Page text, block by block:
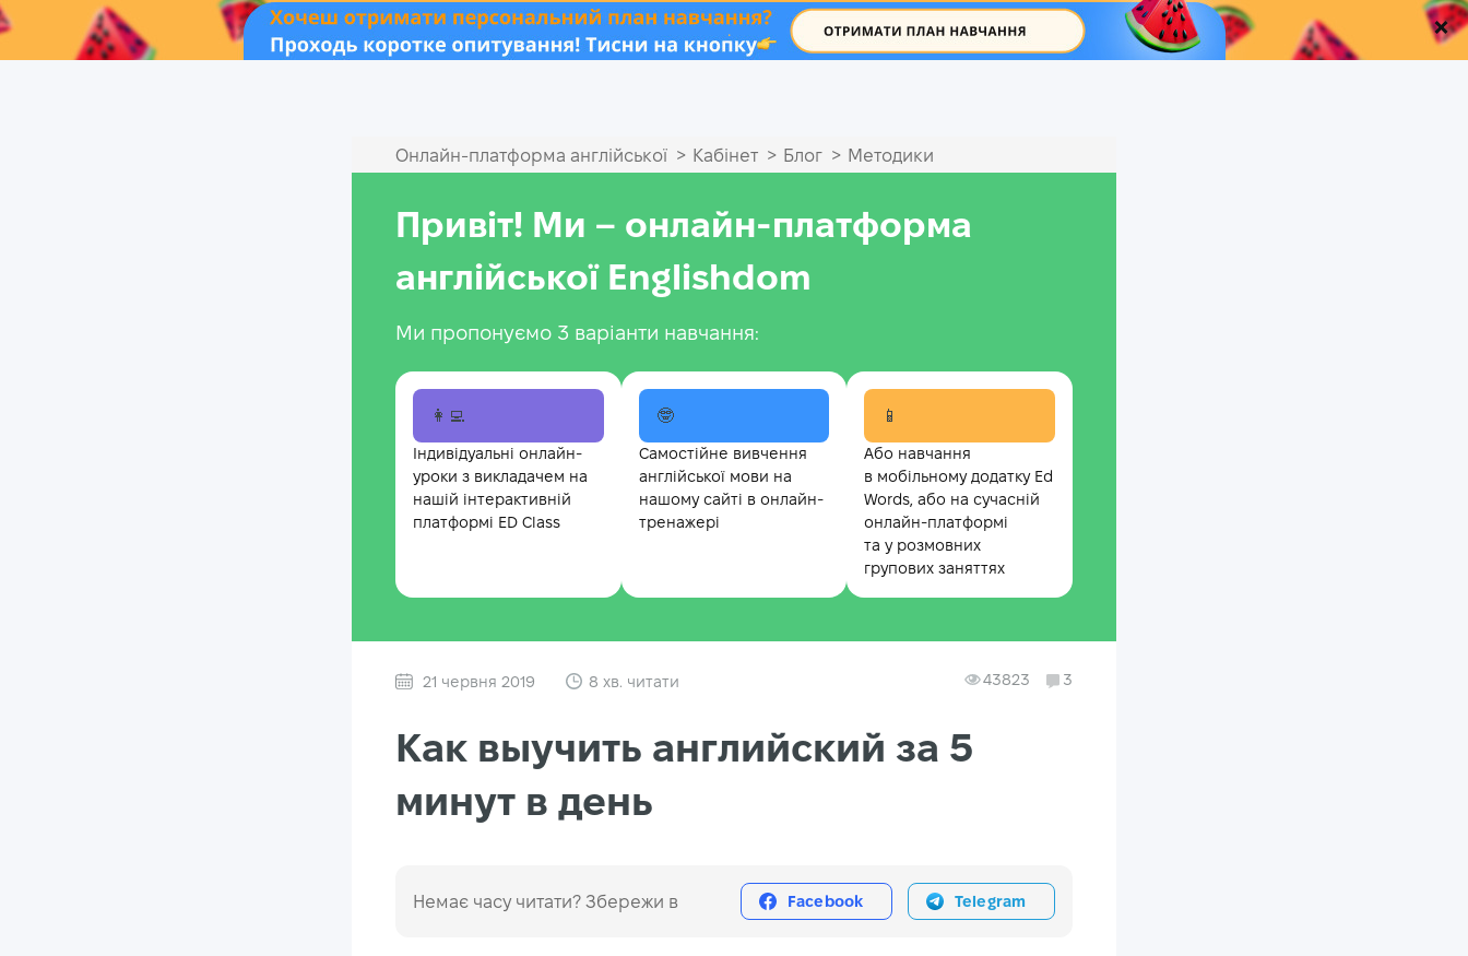
.
Онлайн‑платформа англійської > Кабінет > Блог > Методики
Привіт! Ми – онлайн-платформа
англійської Englishdom
Ми пропонуємо 3 варіанти навчання:
👩‍💻
Індивідуальні онлайн-
уроки з викладачем на
нашій інтерактивній
платформі ED Class
🤓
Самостійне вивчення
англійської мови на
нашому сайті в онлайн-
тренажері
📱
Або навчання
в мобільному додатку Ed
Words, або на сучасній
онлайн-платформі
та у розмовних
групових заняттях
21 червня 2019 8 хв. читати 43823 3
Как выучить английский за 5
минут в день
Немає часу читати? Збережи в Facebook Telegram